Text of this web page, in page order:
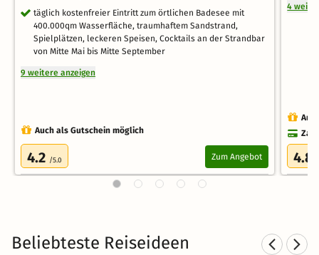
täglich kostenfreier Eintritt zum örtlichen Badesee mit
400.000qm Wasserfläche, traumhaftem Sandstrand,
Spielplätzen, leckeren Speisen, Cocktails an der Strandbar
von Mitte Mai bis Mitte September
9 weitere anzeigen
Auch als Gutschein möglich
4.2 /5.0 Zum Angebot
4
4.8
Beliebteste Reiseideen
Romantische Hotels in